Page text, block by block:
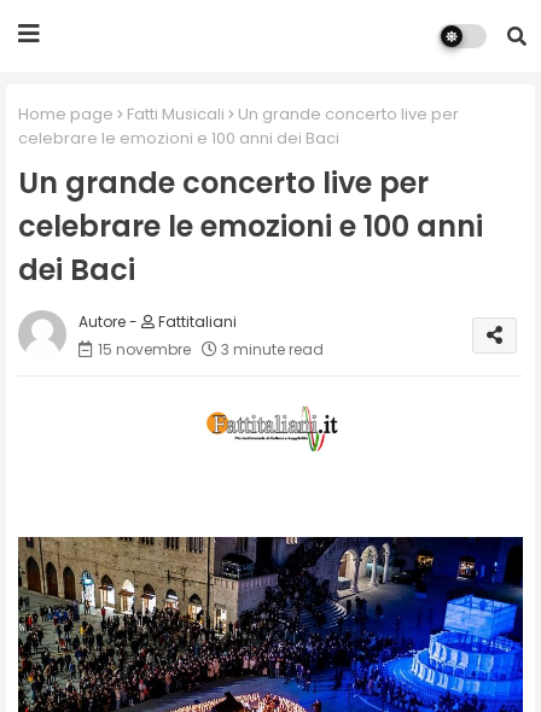
Home page Fatti Musicali
Un grande concerto live per
celebrare le emozioni e 100 anni dei Baci
Un grande concerto live per
celebrare le emozioni e 100 anni
dei Baci
Fattitaliani
15 novembre
3 minute read